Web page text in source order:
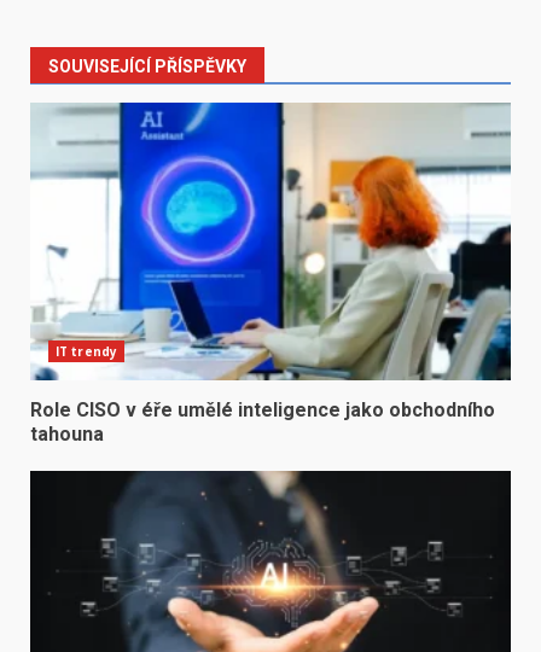
SOUVISEJÍCÍ PŘÍSPĚVKY
IT trendy
Role CISO v éře umělé inteligence jako obchodního
tahouna